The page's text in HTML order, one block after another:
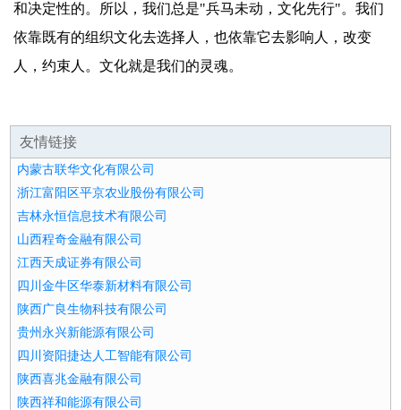
和决定性的。所以，我们总是"兵马未动，文化先行"。我们
依靠既有的组织文化去选择人，也依靠它去影响人，改变
人，约束人。文化就是我们的灵魂。
友情链接
内蒙古联华文化有限公司
浙江富阳区平京农业股份有限公司
吉林永恒信息技术有限公司
山西程奇金融有限公司
江西天成证券有限公司
四川金牛区华泰新材料有限公司
陕西广良生物科技有限公司
贵州永兴新能源有限公司
四川资阳捷达人工智能有限公司
陕西喜兆金融有限公司
陕西祥和能源有限公司